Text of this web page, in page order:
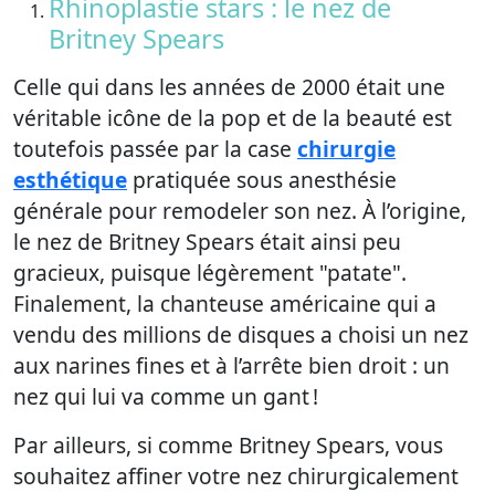
Rhinoplastie stars : le nez de
Britney Spears
Celle qui dans les années de 2000 était une
véritable icône de la pop et de la beauté est
toutefois passée par la case chirurgie
esthétique pratiquée sous anesthésie
générale pour remodeler son nez. À l’origine,
le nez de Britney Spears était ainsi peu
gracieux, puisque légèrement "patate".
Finalement, la chanteuse américaine qui a
vendu des millions de disques a choisi un nez
aux narines fines et à l’arrête bien droit : un
nez qui lui va comme un gant !
Par ailleurs, si comme Britney Spears, vous
souhaitez affiner votre nez chirurgicalement